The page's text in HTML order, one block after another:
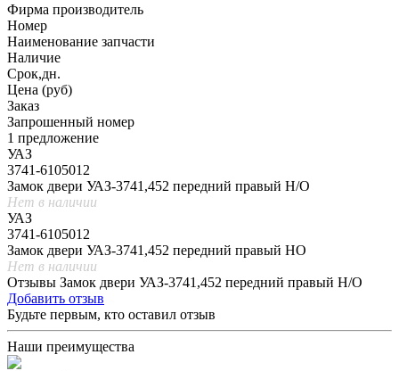
Фирма производитель
Номер
Наименование запчасти
Наличие
Срок,дн.
Цена (руб)
Заказ
Запрошенный номер
1 предложение
УАЗ
3741-6105012
Замок двери УАЗ-3741,452 передний правый Н/О
Нет в наличии
УАЗ
3741-6105012
Замок двери УАЗ-3741,452 передний правый НО
Нет в наличии
Отзывы Замок двери УАЗ-3741,452 передний правый Н/О
Добавить отзыв
Будьте первым, кто оставил отзыв
Наши преимущества